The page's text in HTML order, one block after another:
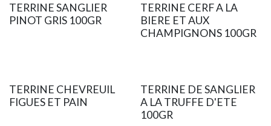
TERRINE SANGLIER
PINOT GRIS 100GR
TERRINE CERF A LA
BIERE ET AUX
CHAMPIGNONS 100GR
TERRINE CHEVREUIL
FIGUES ET PAIN
TERRINE DE SANGLIER
A LA TRUFFE D'ETE
100GR